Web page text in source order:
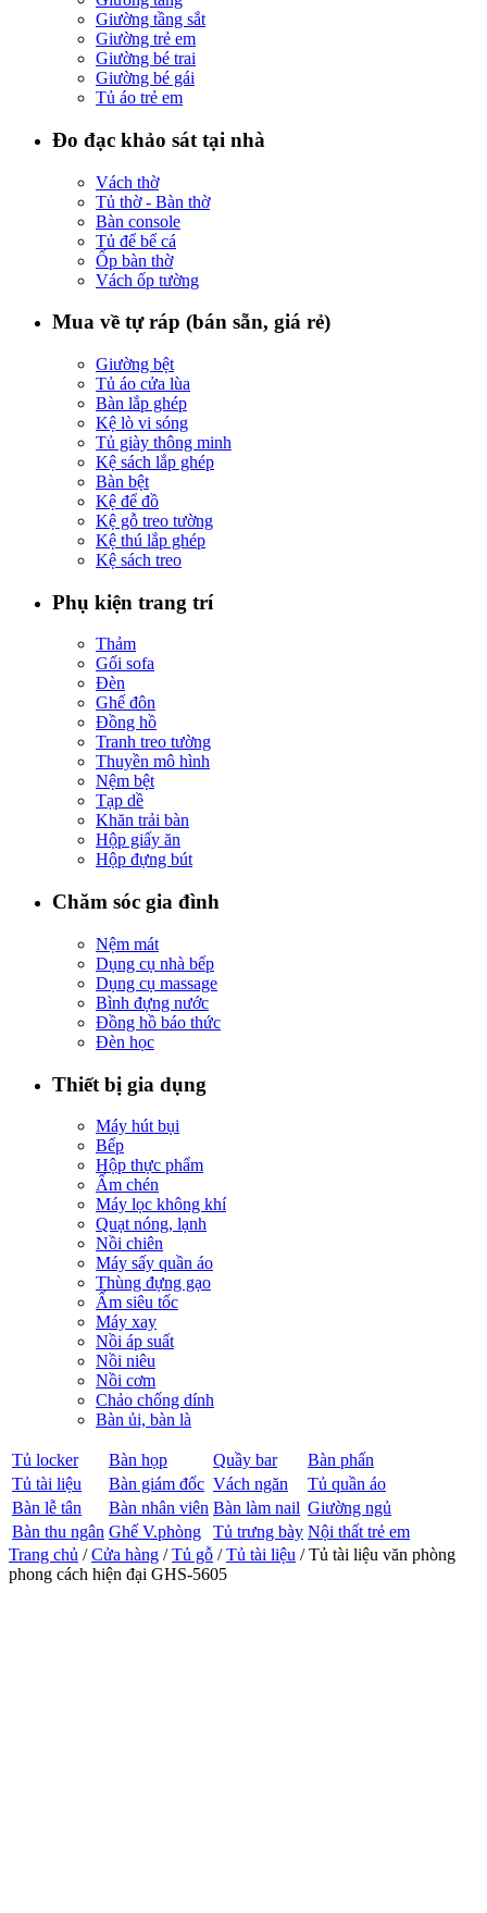
Giường tầng sắt
Giường trẻ em
Giường bé trai
Giường bé gái
Tủ áo trẻ em
Đo đạc khảo sát tại nhà
Vách thờ
Tủ thờ - Bàn thờ
Bàn console
Tủ để bể cá
Ốp bàn thờ
Vách ốp tường
Mua về tự ráp (bán sẵn, giá rẻ)
Giường bệt
Tủ áo cửa lùa
Bàn lắp ghép
Kệ lò vi sóng
Tủ giày thông minh
Kệ sách lắp ghép
Bàn bệt
Kệ để đồ
Kệ gỗ treo tường
Kệ thú lắp ghép
Kệ sách treo
Phụ kiện trang trí
Thảm
Gối sofa
Đèn
Ghế đôn
Đồng hồ
Tranh treo tường
Thuyền mô hình
Nệm bệt
Tạp dề
Khăn trải bàn
Hộp giấy ăn
Hộp đựng bút
Chăm sóc gia đình
Nệm mát
Dụng cụ nhà bếp
Dụng cụ massage
Bình đựng nước
Đồng hồ báo thức
Đèn học
Thiết bị gia dụng
Máy hút bụi
Bếp
Hộp thực phẩm
Ấm chén
Máy lọc không khí
Quạt nóng, lạnh
Nồi chiên
Máy sấy quần áo
Thùng đựng gạo
Ấm siêu tốc
Máy xay
Nồi áp suất
Nồi niêu
Nồi cơm
Chảo chống dính
Bàn ủi, bàn là
Tủ locker Bàn họp Quầy bar
Bàn phấn
Tủ tài liệu
Bàn giám đốc Vách ngăn
Tủ quần áo
Bàn lễ tân
Bàn nhân viên Bàn làm nail Giường ngủ
Bàn thu ngân Ghế V.phòng Tủ trưng bày Nội thất trẻ em
Trang chủ /Cửa hàng /Tủ gỗ /Tủ tài liệu / Tủ tài liệu văn phòng
phong cách hiện đại GHS-5605